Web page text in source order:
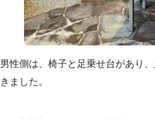
男性側は、椅子と足乗せ台があり
きました。